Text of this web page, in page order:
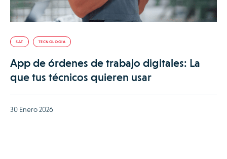
SAT TECNOLOGÍA
App de órdenes de trabajo digitales: La
que tus técnicos quieren usar
30 Enero 2026